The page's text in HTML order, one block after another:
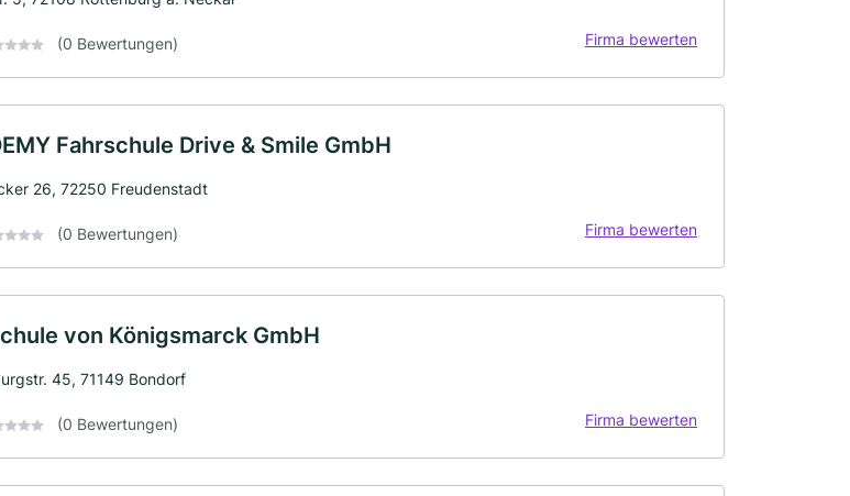
(0 Bewertungen) Firma bewerten
Fahrschule Drive & Smile GmbH
26, 72250 Freudenstadt
(0 Bewertungen) Firma bewerten
von Königsmarck GmbH
45, 71149 Bondorf
(0 Bewertungen) Firma bewerten